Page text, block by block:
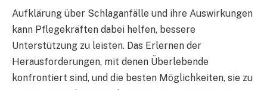
Aufklärung über Schlaganfälle und ihre Auswirkungen
kann Pflegekräften dabei helfen, bessere
Unterstützung zu leisten. Das Erlernen der
Herausforderungen, mit denen Überlebende
konfrontiert sind, und die besten Möglichkeiten, sie zu